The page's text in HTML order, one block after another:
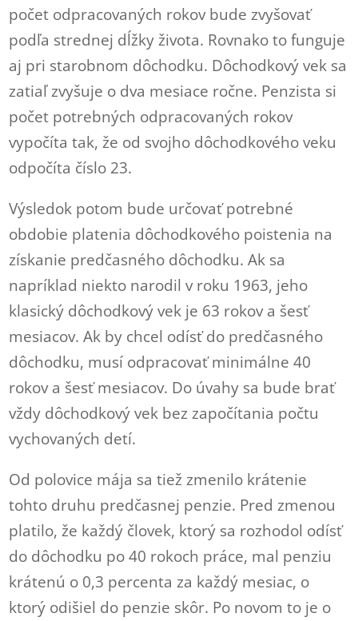
počet odpracovaných rokov bude zvyšovať
podľa strednej dĺžky života. Rovnako to funguje
aj pri starobnom dôchodku. Dôchodkový vek sa
zatiaľ zvyšuje o dva mesiace ročne. Penzista si
počet potrebných odpracovaných rokov
vypočíta tak, že od svojho dôchodkového veku
odpočíta číslo 23.
Výsledok potom bude určovať potrebné
obdobie platenia dôchodkového poistenia na
získanie predčasného dôchodku. Ak sa
napríklad niekto narodil v roku 1963, jeho
klasický dôchodkový vek je 63 rokov a šesť
mesiacov. Ak by chcel odísť do predčasného
dôchodku, musí odpracovať minimálne 40
rokov a šesť mesiacov. Do úvahy sa bude brať
vždy dôchodkový vek bez započítania počtu
vychovaných detí.
Od polovice mája sa tiež zmenilo krátenie
tohto druhu predčasnej penzie. Pred zmenou
platilo, že každý človek, ktorý sa rozhodol odísť
do dôchodku po 40 rokoch práce, mal penziu
krátenú o 0,3 percenta za každý mesiac, o
ktorý odišiel do penzie skôr. Po novom to je o